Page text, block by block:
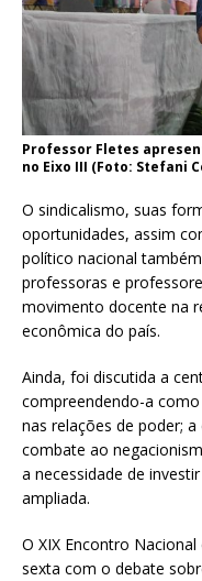
Professor Fletes
no Eixo III (Foto: Stefani
O sindicalismo, suas
oportunidades, assim
político nacional
professoras e
movimento docente na
econômica do país.
Ainda, foi discutida a
compreendendo-a
nas relações de poder;
combate ao
a necessidade de
ampliada.
O XIX Encontro
sexta com o debate